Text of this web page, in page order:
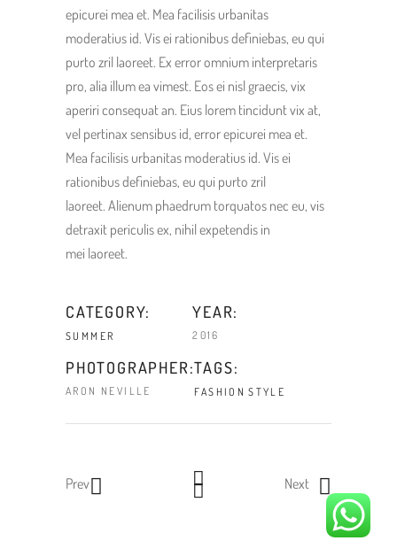
epicurei mea et. Mea facilisis urbanitas
moderatius id. Vis ei rationibus definiebas, eu qui
purto zril laoreet. Ex error omnium interpretaris
pro, alia illum ea vimest. Eos ei nisl graecis, vix
aperiri consequat an. Eius lorem tincidunt vix at,
vel pertinax sensibus id, error epicurei mea et.
Mea facilisis urbanitas moderatius id. Vis ei
rationibus definiebas, eu qui purto zril
laoreet. Alienum phaedrum torquatos nec eu, vis
detraxit periculis ex, nihil expetendis in
mei laoreet.
CATEGORY:
SUMMER
YEAR:
2016
PHOTOGRAPHER:
ARON NEVILLE
TAGS:
FASHION STYLE
Prev Next